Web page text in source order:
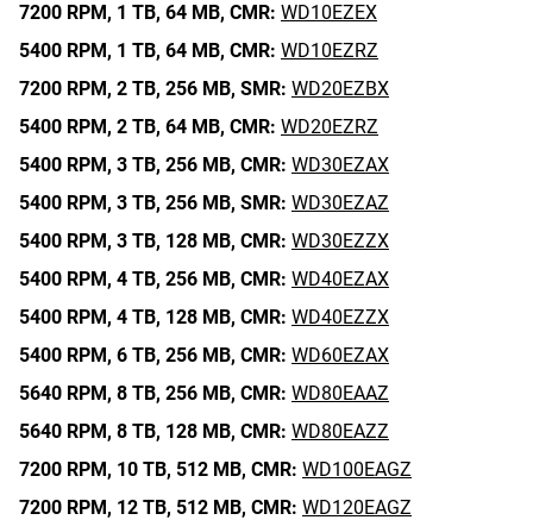
7200 RPM, 1 TB, 64 MB, CMR: WD10EZEX
5400 RPM, 1 TB, 64 MB, CMR: WD10EZRZ
7200 RPM, 2 TB, 256 MB, SMR: WD20EZBX
5400 RPM, 2 TB, 64 MB, CMR: WD20EZRZ
5400 RPM, 3 TB, 256 MB, CMR: WD30EZAX
5400 RPM, 3 TB, 256 MB, SMR: WD30EZAZ
5400 RPM, 3 TB, 128 MB, CMR: WD30EZZX
5400 RPM, 4 TB, 256 MB, CMR: WD40EZAX
5400 RPM, 4 TB, 128 MB, CMR: WD40EZZX
5400 RPM, 6 TB, 256 MB, CMR: WD60EZAX
5640 RPM, 8 TB, 256 MB, CMR: WD80EAAZ
5640 RPM, 8 TB, 128 MB, CMR: WD80EAZZ
7200 RPM, 10 TB, 512 MB, CMR: WD100EAGZ
7200 RPM, 12 TB, 512 MB, CMR: WD120EAGZ